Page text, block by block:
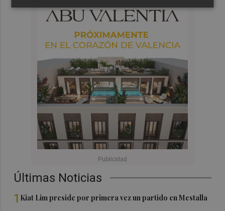
Últimas Noticias
1 Kiat Lim preside por primera vez un partido en Mestalla